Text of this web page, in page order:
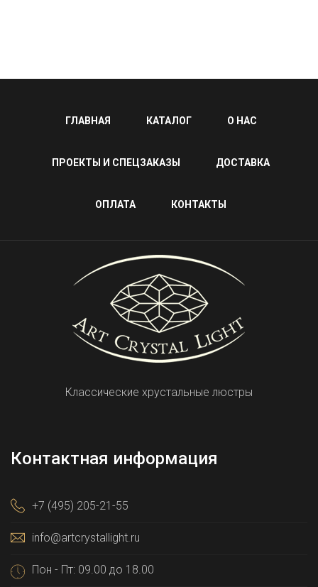
ГЛАВНАЯ КАТАЛОГ О НАС
ПРОЕКТЫ И СПЕЦЗАКАЗЫ ДОСТАВКА
ОПЛАТА КОНТАКТЫ
Классические хрустальные люстры
Контактная информация
+7 (495) 205-21-55
info@artcrystallight.ru
Пон - Пт: 09.00 до 18.00